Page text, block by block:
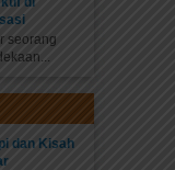
seorang
dan Kisah